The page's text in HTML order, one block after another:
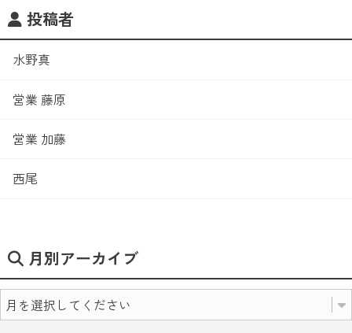
投稿者
水野真
営業 藤原
営業 加藤
西尾
月別アーカイブ